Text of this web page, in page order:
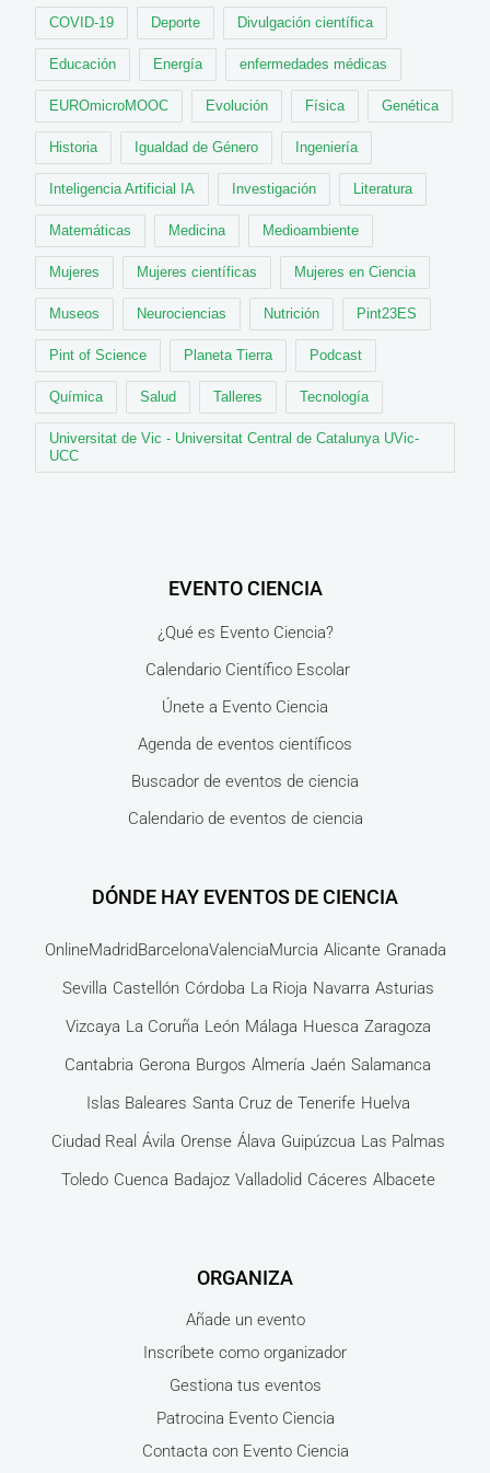
COVID-19 Deporte Divulgación científica
Educación Energía enfermedades médicas
EUROmicroMOOC Evolución Física Genética
Historia Igualdad de Género Ingeniería
Inteligencia Artificial IA Investigación Literatura
Matemáticas Medicina Medioambiente
Mujeres Mujeres científicas Mujeres en Ciencia
Museos Neurociencias Nutrición Pint23ES
Pint of Science Planeta Tierra Podcast
Química Salud Talleres Tecnología
Universitat de Vic - Universitat Central de Catalunya UVic-
UCC
EVENTO CIENCIA
¿Qué es Evento Ciencia?
Calendario Científico Escolar
Únete a Evento Ciencia
Agenda de eventos científicos
Buscador de eventos de ciencia
Calendario de eventos de ciencia
DÓNDE HAY EVENTOS DE CIENCIA
OnlineMadridBarcelonaValenciaMurcia Alicante Granada
Sevilla Castellón Córdoba La Rioja Navarra Asturias
Vizcaya La Coruña León Málaga Huesca Zaragoza
Cantabria Gerona Burgos Almería Jaén Salamanca
Islas Baleares Santa Cruz de Tenerife Huelva
Ciudad Real Ávila Orense Álava Guipúzcua Las Palmas
Toledo Cuenca Badajoz Valladolid Cáceres Albacete
ORGANIZA
Añade un evento
Inscríbete como organizador
Gestiona tus eventos
Patrocina Evento Ciencia
Contacta con Evento Ciencia